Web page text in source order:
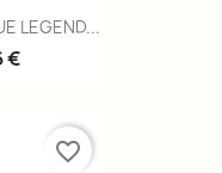
LEGEND...
€
favorite_border